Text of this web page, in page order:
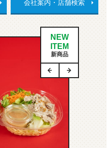
会社案内・店舗検索
NEW
ITEM
新商品